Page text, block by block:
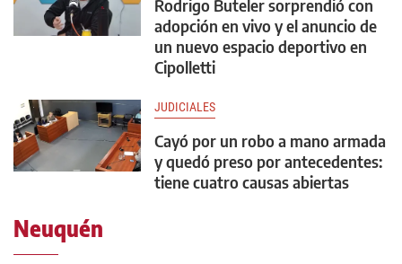
Rodrigo Buteler sorprendió con
adopción en vivo y el anuncio de
un nuevo espacio deportivo en
Cipolletti
JUDICIALES
Cayó por un robo a mano armada
y quedó preso por antecedentes:
tiene cuatro causas abiertas
Neuquén